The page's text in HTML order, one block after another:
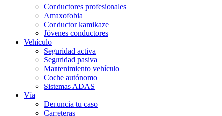
Conductores profesionales
Amaxofobia
Conductor kamikaze
Jóvenes conductores
Vehículo
Seguridad activa
Seguridad pasiva
Mantenimiento vehículo
Coche autónomo
Sistemas ADAS
Vía
Denuncia tu caso
Carreteras